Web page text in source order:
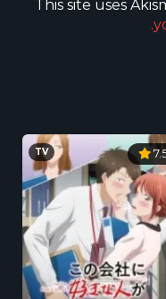
This site uses
TV